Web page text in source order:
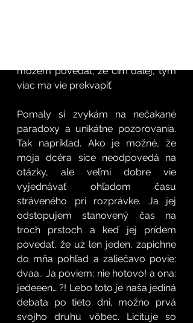
môžem povedať, že čím ďalej, tým
viac ma vie prekvapiť.
Pomaly si zvykám na nečakané
paradoxy a unikátne pozorovania.
Tak napríklad. Ako je možné, že
moja dcéra síce neodpovedá na
otázky, ale veľmi dobre vie
vyjednávať ohľadom času
stráveného pri rozprávke. Ja jej
odstopujem stanovený čas na
troch prstoch a keď jej prídem
povedať, že uz len jeden, zapichne
do mňa pohľad a zaliečavo povie:
dvaa.. Ja poviem: nie hotovo! a ona:
jedeeen… ?! Lebo toto je naša jediná
debata po tieto dni, možno prvá
svojho druhu vôbec. Licituje so